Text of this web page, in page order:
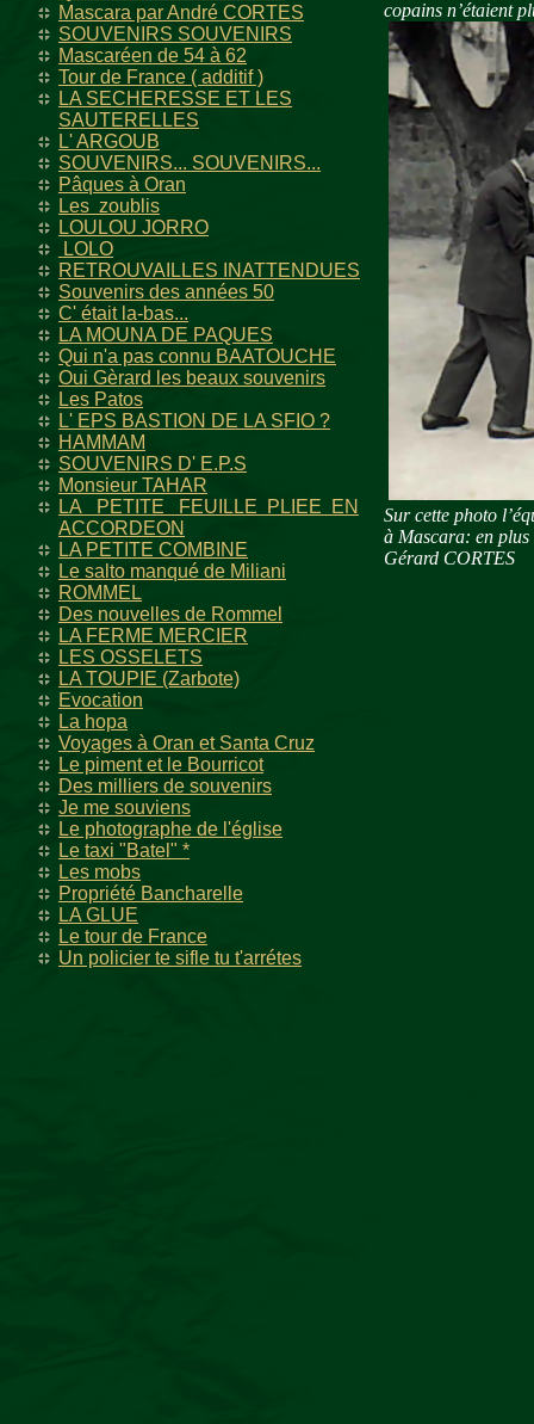
Mascara par André CORTES
SOUVENIRS SOUVENIRS
Mascaréen de 54 à 62
Tour de France ( additif )
LA SECHERESSE ET LES
SAUTERELLES
L' ARGOUB
SOUVENIRS... SOUVENIRS...
Pâques à Oran
Les zoublis
LOULOU JORRO
LOLO
RETROUVAILLES INATTENDUES
Souvenirs des années 50
C' était la-bas...
LA MOUNA DE PAQUES
Qui n'a pas connu BAATOUCHE
Oui Gèrard les beaux souvenirs
Les Patos
L' EPS BASTION DE LA SFIO ?
HAMMAM
SOUVENIRS D' E.P.S
Monsieur TAHAR
LA PETITE FEUILLE PLIEE EN
ACCORDEON
LA PETITE COMBINE
Le salto manqué de Miliani
ROMMEL
Des nouvelles de Rommel
LA FERME MERCIER
LES OSSELETS
LA TOUPIE (Zarbote)
Evocation
La hopa
Voyages à Oran et Santa Cruz
Le piment et le Bourricot
Des milliers de souvenirs
Je me souviens
Le photographe de l'église
Le taxi "Batel" *
Les mobs
Propriété Bancharelle
LA GLUE
Le tour de France
Un policier te sifle tu t'arrétes
copains n’étaient
Sur cette photo
à Mascara: en
Gérard CORTES